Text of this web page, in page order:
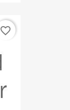
favorite_border